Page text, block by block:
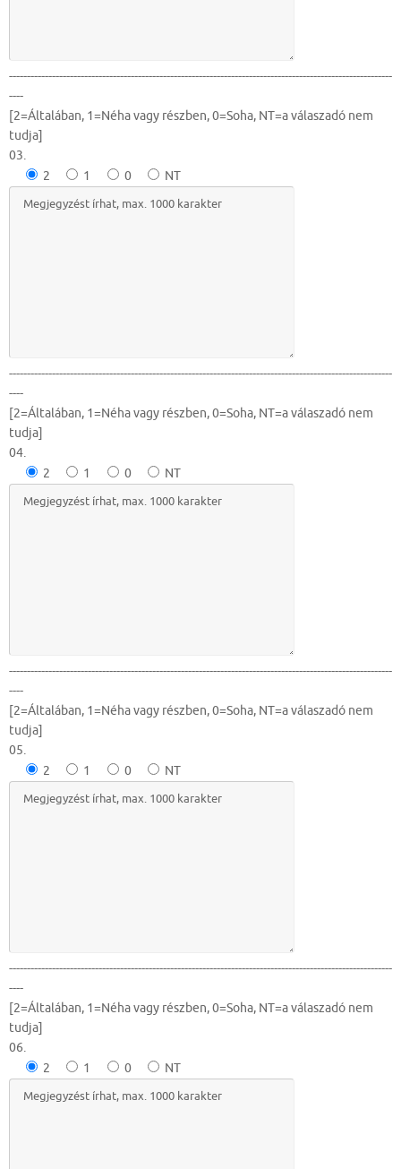
-----------------------------------------------------------------------------------------------------------
----
[2=Általában, 1=Néha vagy részben, 0=Soha, NT=a válaszadó nem
tudja]
03.
2
1 0 NT
-----------------------------------------------------------------------------------------------------------
----
[2=Általában, 1=Néha vagy részben, 0=Soha, NT=a válaszadó nem
tudja]
04.
2
1 0 NT
-----------------------------------------------------------------------------------------------------------
----
[2=Általában, 1=Néha vagy részben, 0=Soha, NT=a válaszadó nem
tudja]
05.
2
1 0 NT
-----------------------------------------------------------------------------------------------------------
----
[2=Általában, 1=Néha vagy részben, 0=Soha, NT=a válaszadó nem
tudja]
06.
2
1 0 NT